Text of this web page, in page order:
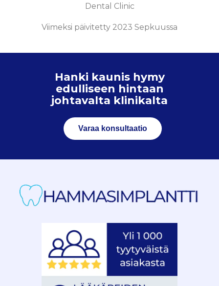
Dental Clinic
Viimeksi päivitetty 2023 Sepkuussa
Hanki kaunis hymy
edulliseen hintaan
johtavalta klinikalta
Varaa konsultaatio